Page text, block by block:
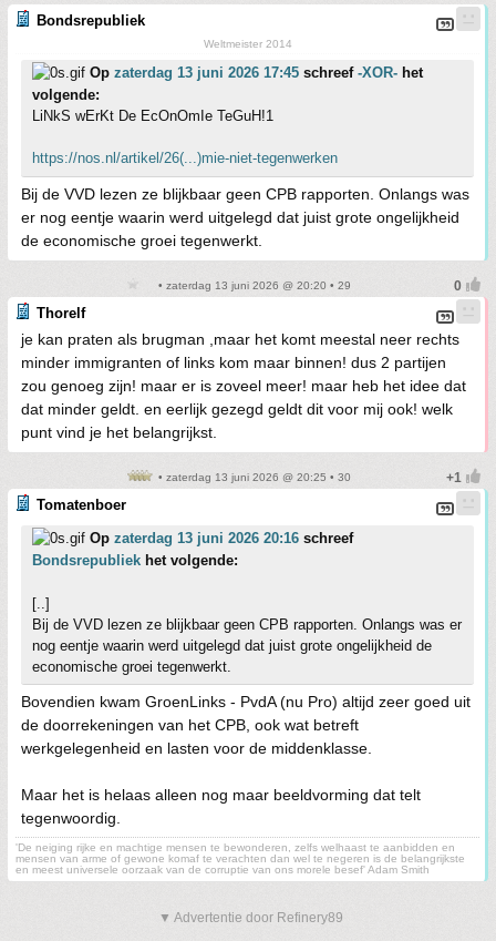
Bondsrepubliek
Weltmeister 2014
Op zaterdag 13 juni 2026 17:45 schreef -XOR- het
volgende:
LiNkS wErKt De EcOnOmIe TeGuH!1
https://nos.nl/artikel/26(...)mie-niet-tegenwerken
Bij de VVD lezen ze blijkbaar geen CPB rapporten. Onlangs was
er nog eentje waarin werd uitgelegd dat juist grote ongelijkheid
de economische groei tegenwerkt.
• zaterdag 13 juni 2026 @ 20:20 • 29
Thorelf
je kan praten als brugman ,maar het komt meestal neer rechts
minder immigranten of links kom maar binnen! dus 2 partijen
zou genoeg zijn! maar er is zoveel meer! maar heb het idee dat
dat minder geldt. en eerlijk gezegd geldt dit voor mij ook! welk
punt vind je het belangrijkst.
• zaterdag 13 juni 2026 @ 20:25 • 30
Tomatenboer
Op zaterdag 13 juni 2026 20:16 schreef
Bondsrepubliek het volgende:
[..]
Bij de VVD lezen ze blijkbaar geen CPB rapporten. Onlangs was er
nog eentje waarin werd uitgelegd dat juist grote ongelijkheid de
economische groei tegenwerkt.
Bovendien kwam GroenLinks - PvdA (nu Pro) altijd zeer goed uit
de doorrekeningen van het CPB, ook wat betreft
werkgelegenheid en lasten voor de middenklasse.
Maar het is helaas alleen nog maar beeldvorming dat telt
tegenwoordig.
'De neiging rijke en machtige mensen te bewonderen, zelfs welhaast te aanbidden en
mensen van arme of gewone komaf te verachten dan wel te negeren is de belangrijkste
en meest universele oorzaak van de corruptie van ons morele besef' Adam Smith
▼ Advertentie door Refinery89